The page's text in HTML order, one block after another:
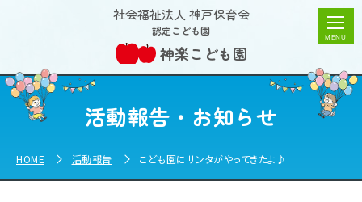
こども園にサンタがやってきたよ♪ | 神楽こども園
社会福祉法人 神戸保育会
認定こども園
神楽こども園
活動報告・お知らせ
HOME 活動報告 こども園にサンタがやってきたよ♪